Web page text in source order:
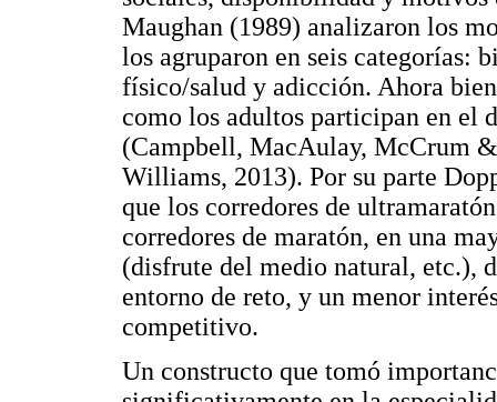
Maughan (1989) analizaron los
los agruparon en seis categorías:
físico/salud y adicción. Ahora
como los adultos participan en el
(Campbell, MacAulay, McCrum
Williams, 2013). Por su parte
que los corredores de
corredores de maratón, en una
(disfrute del medio natural, etc.),
entorno de reto, y un menor
competitivo.
Un constructo que tomó